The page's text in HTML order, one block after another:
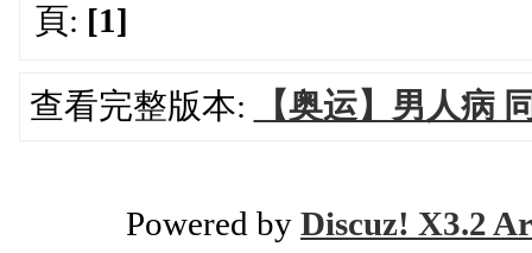
頁: [1]
查看完整版本: 【奥运】男人病
Powered by Discuz! X3.2